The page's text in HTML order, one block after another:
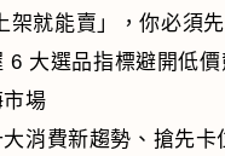
架就能賣」，你必須
6 大選品指標避開低
場
消費新趨勢、搶先卡